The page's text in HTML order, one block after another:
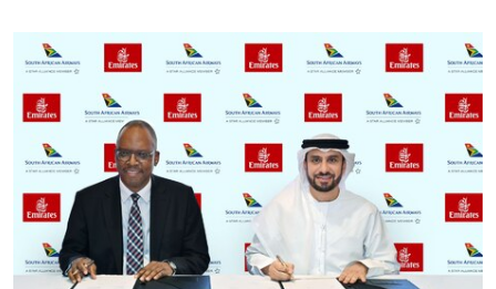
let. Většina lidí vnímá rákos jen jako obyčejnou kulisu
letního koupání. Stačí se však podívat